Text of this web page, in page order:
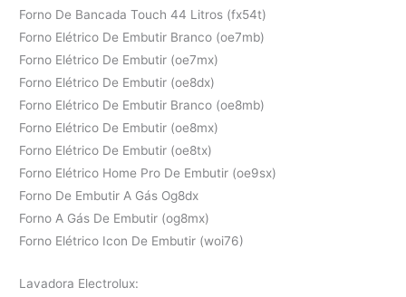
Forno De Bancada Touch 44 Litros (fx54t)
Forno Elétrico De Embutir Branco (oe7mb)
Forno Elétrico De Embutir (oe7mx)
Forno Elétrico De Embutir (oe8dx)
Forno Elétrico De Embutir Branco (oe8mb)
Forno Elétrico De Embutir (oe8mx)
Forno Elétrico De Embutir (oe8tx)
Forno Elétrico Home Pro De Embutir (oe9sx)
Forno De Embutir A Gás Og8dx
Forno A Gás De Embutir (og8mx)
Forno Elétrico Icon De Embutir (woi76)
Lavadora Electrolux: